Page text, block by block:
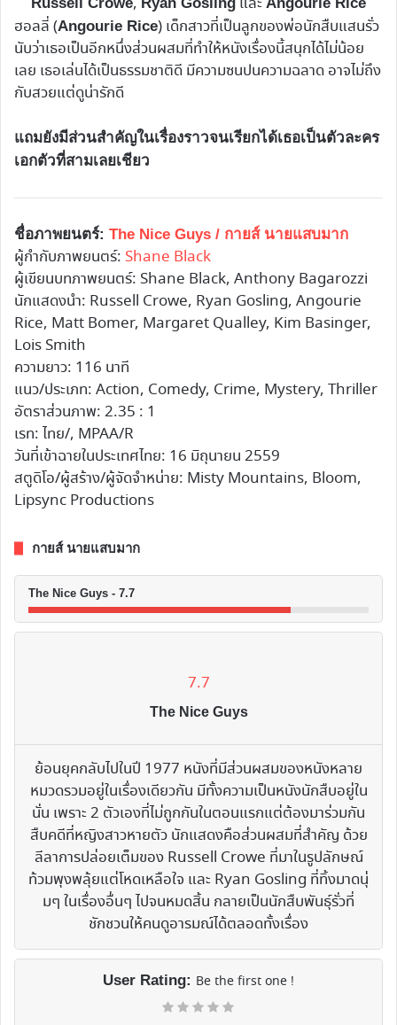
ฮอลลี่ (Angourie Rice) เด็กสาวที่เป็นลูกของพ่อนักสืบแสนรั่ว
นับว่าเธอเป็นอีกหนึ่งส่วนผสมที่ทำให้หนังเรื่องนี้สนุกได้ไม่น้อย
เลย เธอเล่นได้เป็นธรรมชาติดี มีความซนปนความฉลาด อาจไม่ถึง
กับสวยแต่ดูน่ารักดี
แถมยังมีส่วนสำคัญในเรื่องราวจนเรียกได้เธอเป็นตัวละคร
เอกตัวที่สามเลยเชียว
ชื่อภาพยนตร์: The Nice Guys / กายส์ นายแสบมาก
ผู้กำกับภาพยนตร์: Shane Black
ผู้เขียนบทภาพยนตร์: Shane Black, Anthony Bagarozzi
นักแสดงนำ: Russell Crowe, Ryan Gosling, Angourie
Rice, Matt Bomer, Margaret Qualley, Kim Basinger,
Lois Smith
ความยาว: 116 นาที
แนว/ประเภท: Action, Comedy, Crime, Mystery, Thriller
อัตราส่วนภาพ: 2.35 : 1
เรท: ไทย/, MPAA/R
วันที่เข้าฉายในประเทศไทย: 16 มิถุนายน 2559
สตูดิโอ/ผู้สร้าง/ผู้จัดจำหน่าย: Misty Mountains, Bloom,
Lipsync Productions
กายส์ นายแสบมาก
The Nice Guys - 7.7
7.7
The Nice Guys
ย้อนยุคกลับไปในปี 1977 หนังที่มีส่วนผสมของหนังหลาย
หมวดรวมอยู่ในเรื่องเดียวกัน มีทั้งความเป็นหนังนักสืบอยู่ใน
นั่น เพราะ 2 ตัวเองที่ไม่ถูกกันในตอนแรกแต่ต้องมาร่วมกัน
สืบคดีที่หญิงสาวหายตัว นักแสดงคือส่วนผสมที่สำคัญ ด้วย
ลีลาการปล่อยเต็มของ Russell Crowe ที่มาในรูปลักษณ์
ท้วมพุงพลุ้ยแต่โหดเหลือใจ และ Ryan Gosling ที่ทิ้งมาดนุ่
มๆ ในเรื่องอื่นๆ ไปจนหมดสิ้น กลายเป็นนักสืบพันธุ์รั่วที่
ชักชวนให้คนดูอารมณ์ได้ตลอดทั้งเรื่อง
User Rating: Be the first one !